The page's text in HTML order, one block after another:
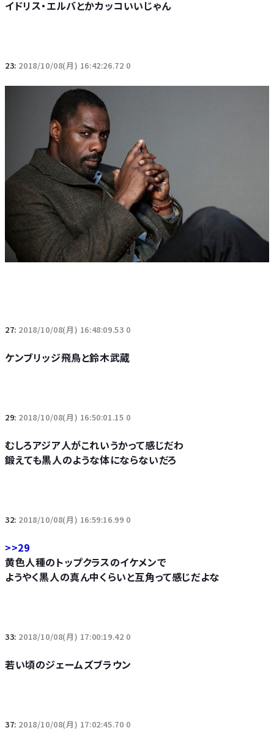
イドリス・エルバとかカッコいいじゃん
23: 2018/10/08(月) 16:42:26.72 0
27: 2018/10/08(月) 16:48:09.53 0
ケンブリッジ飛鳥と鈴木武蔵
29: 2018/10/08(月) 16:50:01.15 0
むしろアジア人がこれいうかって感じだわ
鍛えても黒人のような体にならないだろ
32: 2018/10/08(月) 16:59:16.99 0
>>29
黄色人種のトップクラスのイケメンで
ようやく黒人の真ん中くらいと互角って感じだよな
33: 2018/10/08(月) 17:00:19.42 0
若い頃のジェームズブラウン
37: 2018/10/08(月) 17:02:45.70 0